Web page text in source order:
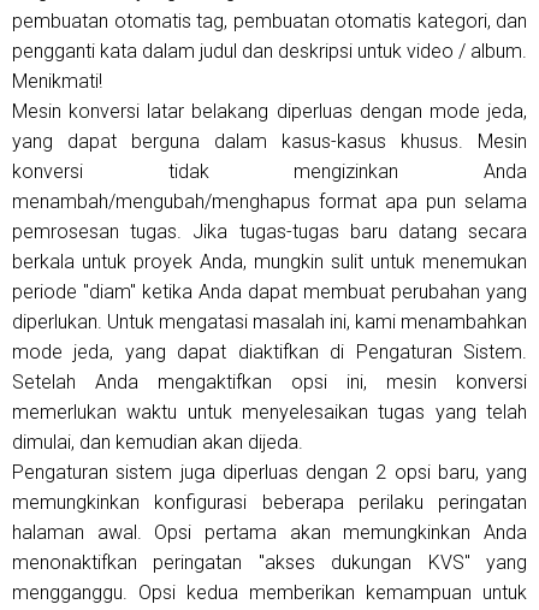
pembuatan otomatis tag, pembuatan otomatis kategori, dan
pengganti kata dalam judul dan deskripsi untuk video / album.
Menikmati!
Mesin konversi latar belakang diperluas dengan mode jeda,
yang dapat berguna dalam kasus-kasus khusus. Mesin
konversi tidak mengizinkan Anda
menambah/mengubah/menghapus format apa pun selama
pemrosesan tugas. Jika tugas-tugas baru datang secara
berkala untuk proyek Anda, mungkin sulit untuk menemukan
periode "diam" ketika Anda dapat membuat perubahan yang
diperlukan. Untuk mengatasi masalah ini, kami menambahkan
mode jeda, yang dapat diaktifkan di Pengaturan Sistem.
Setelah Anda mengaktifkan opsi ini, mesin konversi
memerlukan waktu untuk menyelesaikan tugas yang telah
dimulai, dan kemudian akan dijeda.
Pengaturan sistem juga diperluas dengan 2 opsi baru, yang
memungkinkan konfigurasi beberapa perilaku peringatan
halaman awal. Opsi pertama akan memungkinkan Anda
menonaktifkan peringatan "akses dukungan KVS" yang
mengganggu. Opsi kedua memberikan kemampuan untuk